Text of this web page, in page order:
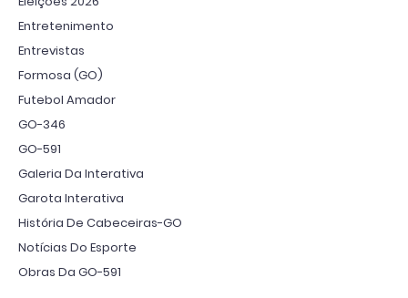
Entretenimento
Entrevistas
Formosa (GO)
Futebol Amador
GO-346
GO-591
Galeria Da Interativa
Garota Interativa
História De Cabeceiras-GO
Notícias Do Esporte
Obras Da GO-591